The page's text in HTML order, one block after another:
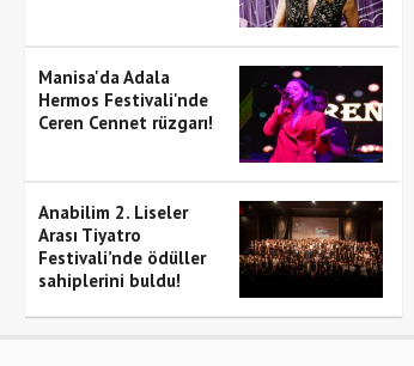
Manisa'da Adala
Hermos Festivali'nde
Ceren Cennet rüzgarı!
Anabilim 2. Liseler
Arası Tiyatro
Festivali’nde ödüller
sahiplerini buldu!